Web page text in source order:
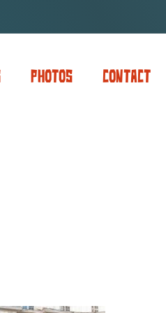
Photos Contact